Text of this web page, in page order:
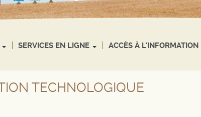
SERVICES EN LIGNE ACCÈS À L'INFORMATION
TECHNOLOGIQUE